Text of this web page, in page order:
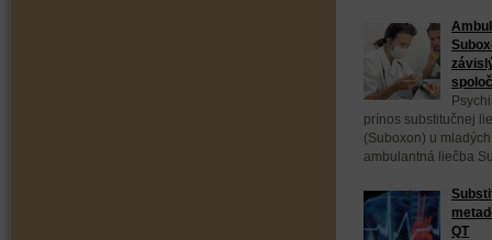
prínos substitučnej
(Suboxon) u
ambulantná liečba
QT